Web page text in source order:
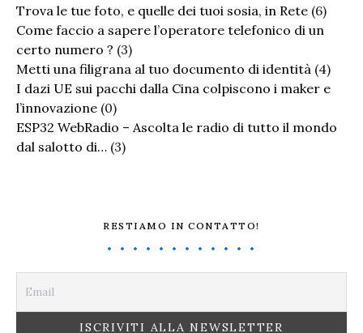
Trova le tue foto, e quelle dei tuoi sosia, in Rete (6)
Come faccio a sapere l’operatore telefonico di un
certo numero ? (3)
Metti una filigrana al tuo documento di identità (4)
I dazi UE sui pacchi dalla Cina colpiscono i maker e
l’innovazione (0)
ESP32 WebRadio – Ascolta le radio di tutto il mondo
dal salotto di… (3)
RESTIAMO IN CONTATTO!